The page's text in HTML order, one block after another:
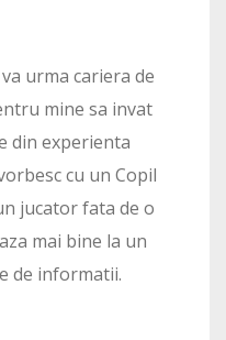
urma cariera de
mine sa invat
din experienta
cu un Copil
jucator fata de o
mai bine la un
de informatii.